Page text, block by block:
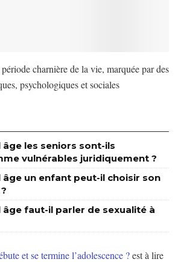
période charnière de la vie, marquée par des
psychologiques et sociales
les seniors sont-ils
vulnérables juridiquement ?
un enfant peut-il choisir son
faut-il parler de sexualité à
et se termine l’adolescence ?est à lire